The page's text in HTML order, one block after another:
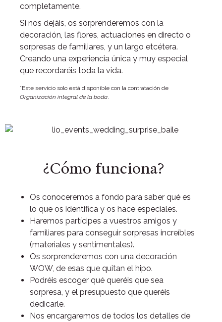
completamente.
Si nos dejáis, os sorprenderemos con la
decoración, las flores, actuaciones en directo o
sorpresas de familiares, y un largo etcétera.
Creando una experiencia única y muy especial
que recordaréis toda la vida.
*Este servicio solo está disponible con la contratación de
Organización integral de la boda.
¿Cómo funciona?
Os conoceremos a fondo para saber qué es
lo que os identifica y os hace especiales.
Haremos partícipes a vuestros amigos y
familiares para conseguir sorpresas increíbles
(materiales y sentimentales).
Os sorprenderemos con una decoración
WOW, de esas que quitan el hipo.
Podréis escoger qué queréis que sea
sorpresa, y el presupuesto que queréis
dedicarle.
Nos encargaremos de todos los detalles de